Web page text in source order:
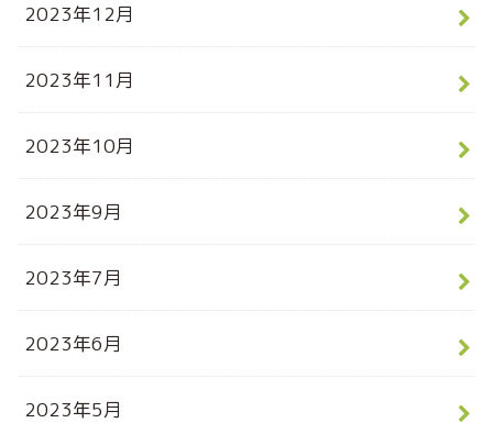
2023年12月
2023年11月
2023年10月
2023年9月
2023年7月
2023年6月
2023年5月